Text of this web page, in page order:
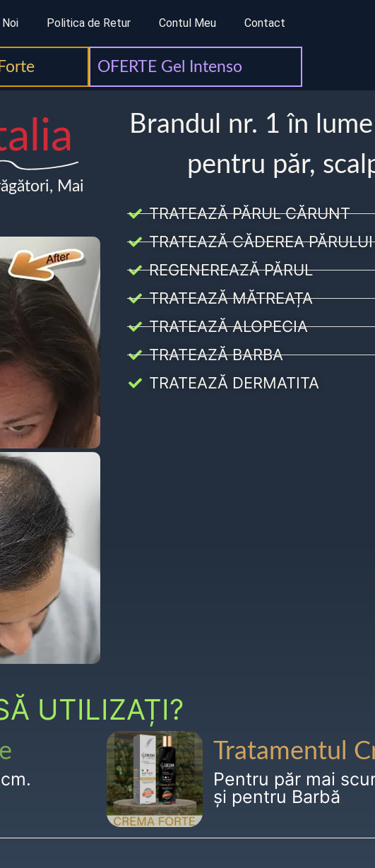
Politica de Retur Contul Meu Contact
OFERTE Gel Intenso
Mai
Brandul nr. 1 în
pentru păr,
TRATEAZĂ PĂRUL CĂRUNT
TRATEAZĂ CĂDEREA PĂRULUI
REGENEREAZĂ PĂRUL
TRATEAZĂ MĂTREAȚA
TRATEAZĂ ALOPECIA
TRATEAZĂ BARBA
TRATEAZĂ DERMATITA
UTILIZAȚI?
Tratamentul
Pentru păr mai
și pentru Barbă